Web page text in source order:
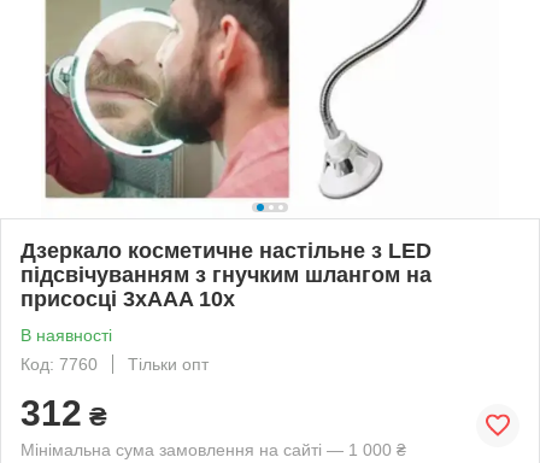
Дзеркало косметичне настільне з LED
підсвічуванням з гнучким шлангом на
присосці 3xAAA 10х
В наявності
Код: 7760
Тільки опт
312 ₴
Мінімальна сума замовлення на сайті — 1 000 ₴